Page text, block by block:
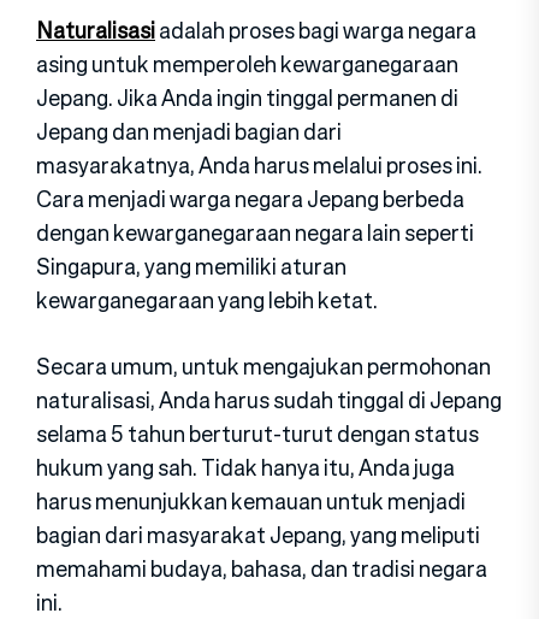
Naturalisasiadalah proses bagi warga negara
asing untuk memperoleh kewarganegaraan
Jepang. Jika Anda ingin tinggal permanen di
Jepang dan menjadi bagian dari
masyarakatnya, Anda harus melalui proses ini.
Cara menjadi warga negara Jepang berbeda
dengan kewarganegaraan negara lain seperti
Singapura, yang memiliki aturan
kewarganegaraan yang lebih ketat.
Secara umum, untuk mengajukan permohonan
naturalisasi, Anda harus sudah tinggal di Jepang
selama 5 tahun berturut-turut dengan status
hukum yang sah. Tidak hanya itu, Anda juga
harus menunjukkan kemauan untuk menjadi
bagian dari masyarakat Jepang, yang meliputi
memahami budaya, bahasa, dan tradisi negara
ini.